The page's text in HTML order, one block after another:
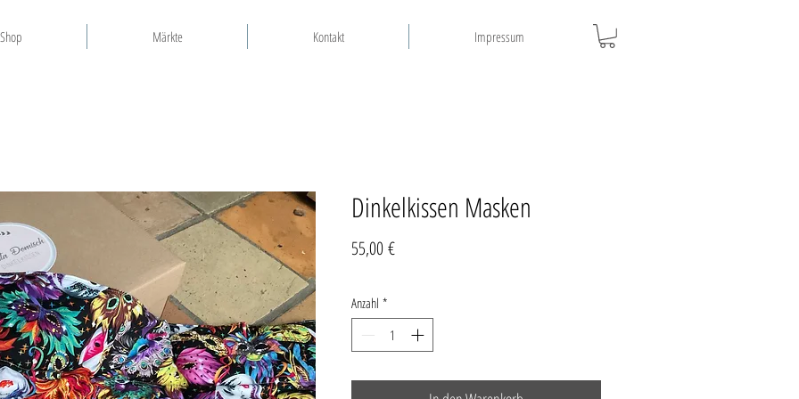
Shop Märkte Kontakt Impressum
Dinkelkissen Masken
55,00 €Preis
Anzahl *